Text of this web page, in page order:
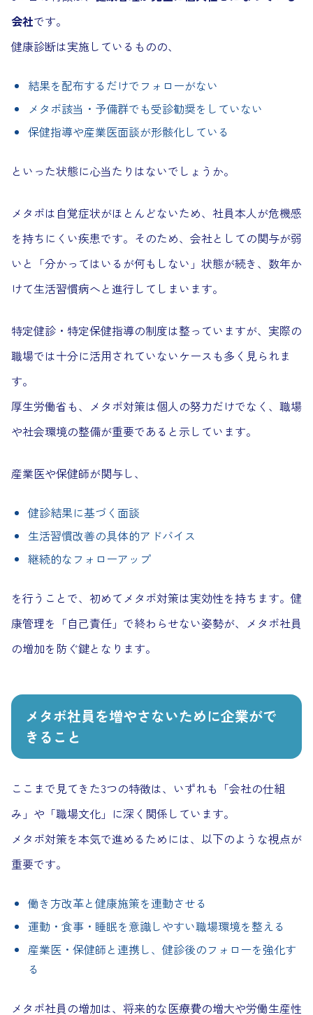
会社です。
健康診断は実施しているものの、
結果を配布するだけでフォローがない
メタボ該当・予備群でも受診勧奨をしていない
保健指導や産業医面談が形骸化している
といった状態に心当たりはないでしょうか。
メタボは自覚症状がほとんどないため、社員本人が危機感
を持ちにくい疾患です。そのため、会社としての関与が弱
いと「分かってはいるが何もしない」状態が続き、数年か
けて生活習慣病へと進行してしまいます。
特定健診・特定保健指導の制度は整っていますが、実際の
職場では十分に活用されていないケースも多く見られま
す。
厚生労働省も、メタボ対策は個人の努力だけでなく、職場
や社会環境の整備が重要であると示しています。
産業医や保健師が関与し、
健診結果に基づく面談
生活習慣改善の具体的アドバイス
継続的なフォローアップ
を行うことで、初めてメタボ対策は実効性を持ちます。健
康管理を「自己責任」で終わらせない姿勢が、メタボ社員
の増加を防ぐ鍵となります。
メタボ社員を増やさないために企業がで
きること
ここまで見てきた3つの特徴は、いずれも「会社の仕組
み」や「職場文化」に深く関係しています。
メタボ対策を本気で進めるためには、以下のような視点が
重要です。
働き方改革と健康施策を連動させる
運動・食事・睡眠を意識しやすい職場環境を整える
産業医・保健師と連携し、健診後のフォローを強化す
る
メタボ社員の増加は、将来的な医療費の増大や労働生産性